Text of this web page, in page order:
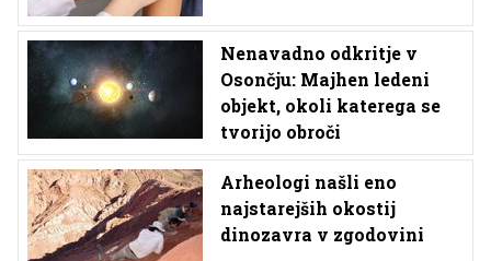
Nenavadno odkritje v
Osončju: Majhen ledeni
objekt, okoli katerega se
tvorijo obroči
Arheologi našli eno
najstarejših okostij
dinozavra v zgodovini